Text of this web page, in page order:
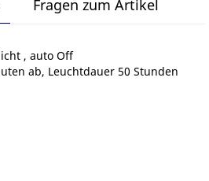
Fragen zum Artikel
, auto Off
ab, Leuchtdauer 50 Stunden